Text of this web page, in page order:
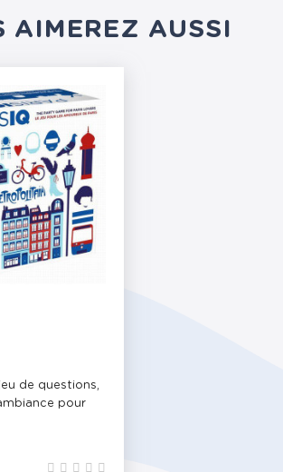
AIMEREZ AUSSI
de questions,
pour